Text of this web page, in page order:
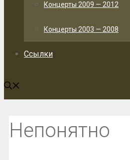
Концерты 2009 — 2012
Концерты 2003 — 2008
Ссылки
Непонятно